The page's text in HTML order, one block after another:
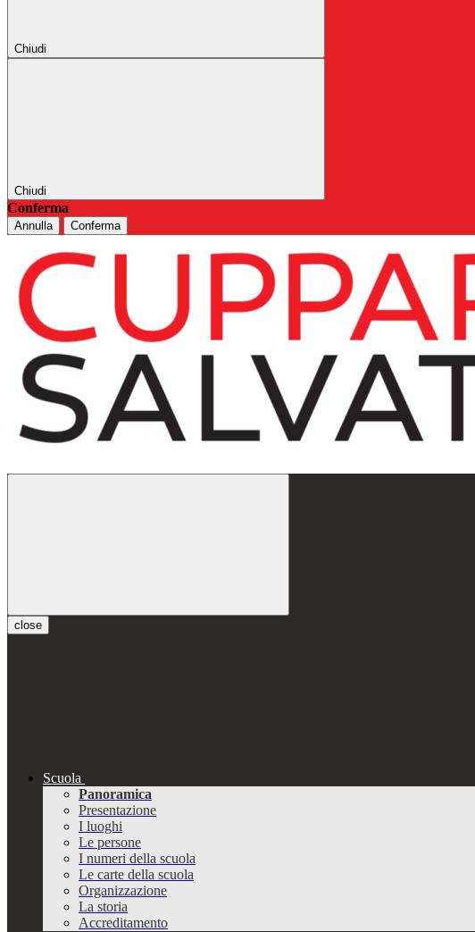
Chiudi
Chiudi
Conferma
Annulla Conferma
close
Scuola
Panoramica
Presentazione
I luoghi
Le persone
I numeri della scuola
Le carte della scuola
Organizzazione
La storia
Accreditamento